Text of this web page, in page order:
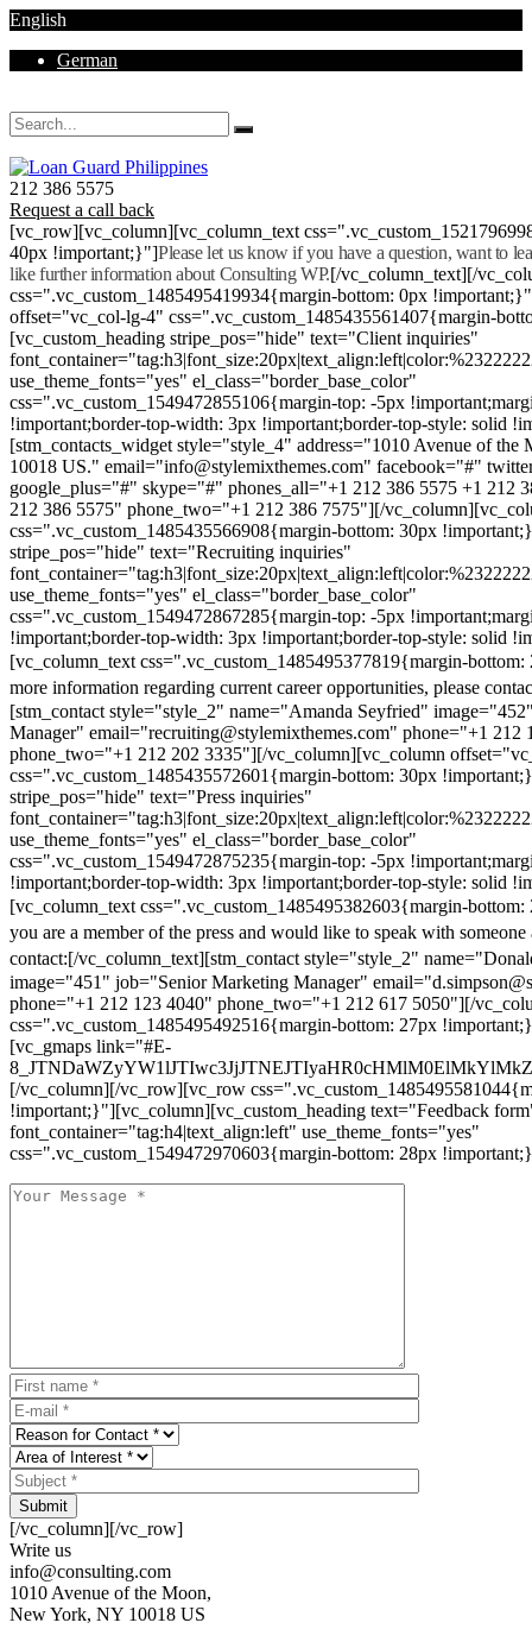
English
German
212 386 5575
Request a call back
[vc_row][vc_column][vc_column_text
40px !important;}"]Please let us know if you have a question, want to
like further information about Consulting WP.[/vc_column_text][/
css=".vc_custom_1485495419934{margin-bottom: 0px
offset="vc_col-lg-4" css=".vc_custom_1485435561407{margin-
[vc_custom_heading stripe_pos="hide" text="Client inquiries"
use_theme_fonts="yes" el_class="border_base_color"
css=".vc_custom_1549472855106{margin-top: -5px
!important;border-top-width: 3px !important;border-top-style: solid
[stm_contacts_widget style="style_4" address="1010 Avenue of
10018 US." email="info@stylemixthemes.com" facebook="#"
google_plus="#" skype="#" phones_all="+1 212 386 5575 +1 212
212 386 5575" phone_two="+1 212 386 7575"][/
css=".vc_custom_1485435566908{margin-bottom: 30px
stripe_pos="hide" text="Recruiting inquiries"
use_theme_fonts="yes" el_class="border_base_color"
css=".vc_custom_1549472867285{margin-top: -5px
!important;border-top-width: 3px !important;border-top-style: solid
[vc_column_text css=".vc_custom_1485495377819{margin-
more information regarding current career opportunities, please
[stm_contact style="style_2" name="Amanda Seyfried"
Manager" email="recruiting@stylemixthemes.com" phone="+1 212
phone_two="+1 212 202 3335"][/vc_column][vc_column
css=".vc_custom_1485435572601{margin-bottom: 30px
stripe_pos="hide" text="Press inquiries"
use_theme_fonts="yes" el_class="border_base_color"
css=".vc_custom_1549472875235{margin-top: -5px
!important;border-top-width: 3px !important;border-top-style: solid
[vc_column_text css=".vc_custom_1485495382603{margin-
you are a member of the press and would like to speak with someone
contact:[/vc_column_text][stm_contact style="style_2"
image="451" job="Senior Marketing Manager"
phone="+1 212 123 4040" phone_two="+1 212 617 5050"][/
css=".vc_custom_1485495492516{margin-bottom: 27px
[vc_gmaps link="#E-
[/vc_column][/vc_row][vc_row
!important;}"][vc_column][vc_custom_heading text="Feedback
font_container="tag:h4|text_align:left" use_theme_fonts="yes"
css=".vc_custom_1549472970603{margin-bottom: 28px
Submit
[/vc_column][/vc_row]
Write us
info@consulting.com
1010 Avenue of the Moon,
New York, NY 10018 US